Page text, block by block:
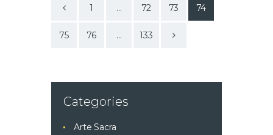
1 … 72 73 74
75 76 … 133
Categories
Arte Sacra